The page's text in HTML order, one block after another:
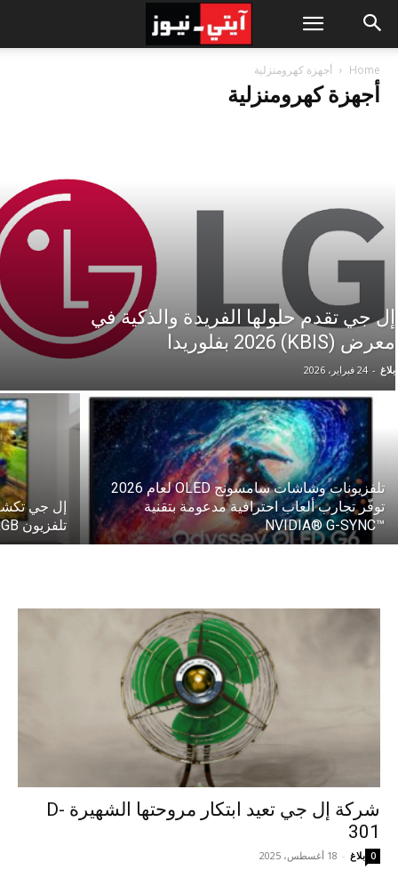
Home أجهزة كهرومنزلية
أجهزة كهرومنزلية
إل جي تقدم حلولها الفريدة والذكية في
معرض (KBIS) 2026 بفلوريدا
بلاغ - 24 فبراير، 2026
تلفزيونات وشاشات سامسونج OLED لعام 2026
توفّر تجارب ألعاب احترافية مدعومة بتقنية
™NVIDIA® G-SYNC
تلفزيون RGB عالي الجودة
شركة إل جي تعيد ابتكار مروحتها الشهيرة D-
301
بلاغ - 18 أغسطس، 2025 0